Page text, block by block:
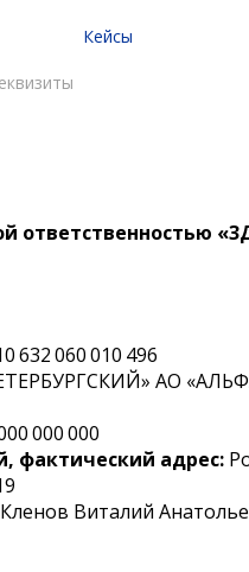
Кейсы
Hard Skills
VR
ответственностью
632 060 010 496
АО
000 000
фактический адрес:
Кленов Виталий